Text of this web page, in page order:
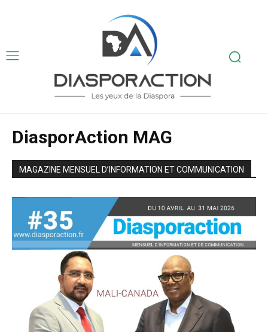
DiasporAction MAG
MAGAZINE MENSUEL D’INFORMATION ET COMMUNICATION